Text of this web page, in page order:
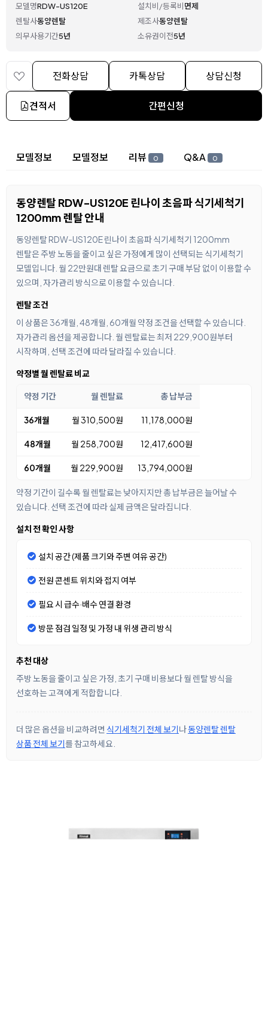
모델명RDW-US120E 설치비/등록비면제
렌탈사동양렌탈 제조사동양렌탈
의무사용기간5년 소유권이전5년
전화상담 카톡상담 상담신청
견적서 간편신청
상세 정보
모델정보 모델정보 리뷰 0 Q&A 0
동양렌탈 RDW-US120E 린나이 초음파 식기세척기
1200mm 렌탈 안내
동양렌탈 RDW-US120E 린나이 초음파 식기세척기 1200mm
렌탈은 주방 노동을 줄이고 싶은 가정에게 많이 선택되는 식기세척기
모델입니다. 월 22만원대 렌탈 요금으로 초기 구매 부담 없이 이용할 수
있으며, 자가관리 방식으로 이용할 수 있습니다.
렌탈 조건
이 상품은 36개월, 48개월, 60개월 약정 조건을 선택할 수 있습니다.
자가관리 옵션을 제공합니다. 월 렌탈료는 최저 229,900원부터
시작하며, 선택 조건에 따라 달라질 수 있습니다.
약정별 월 렌탈료 비교
약정 기간 월 렌탈료 총 납부금
36개월 월 310,500원 11,178,000원
48개월 월 258,700원 12,417,600원
60개월 월 229,900원 13,794,000원
약정 기간이 길수록 월 렌탈료는 낮아지지만 총 납부금은 늘어날 수
있습니다. 선택 조건에 따라 실제 금액은 달라집니다.
설치 전 확인 사항
설치 공간 (제품 크기와 주변 여유 공간)
전원 콘센트 위치와 접지 여부
필요 시 급수·배수 연결 환경
방문 점검 일정 및 가정 내 위생 관리 방식
추천 대상
주방 노동을 줄이고 싶은 가정, 초기 구매 비용보다 월 렌탈 방식을
선호하는 고객에게 적합합니다.
더 많은 옵션을 비교하려면 식기세척기 전체 보기나동양렌탈 렌탈
상품 전체 보기를 참고하세요.